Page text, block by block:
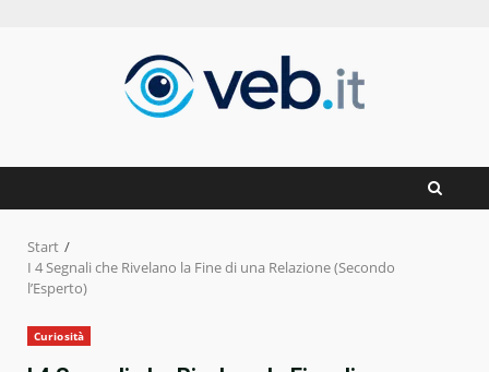
Start
I 4 Segnali che Rivelano la Fine di una Relazione (Secondo
l’Esperto)
Curiosità